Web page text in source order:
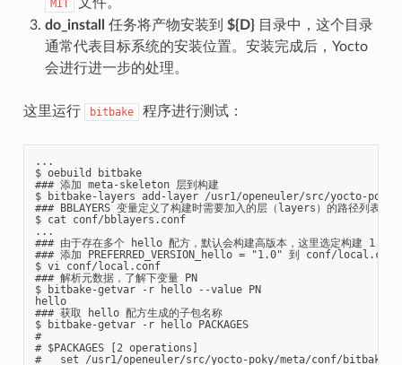
MIT
do_install
任务将产物安装到 ${D}目录中，这个目录
通常代表目标系统的安装位置。安装完成后，Yocto
会进行进一步的处理。
这里运行 bitbake 程序进行测试：
...
$ oebuild bitbake
### 添加 meta-skeleton 层到构建
$ bitbake-layers add-layer /usr1/openeuler/src/yocto-poky/
### BBLAYERS 变量定义了构建时需要加入的层（layers）的路径列表
$ cat conf/bblayers.conf
...
### 由于存在多个 hello 配方，默认会构建高版本，这里选定构建 1.0
### 添加 PREFERRED_VERSION_hello = "1.0" 到 conf/local.conf
$ vi conf/local.conf
### 解析元数据，了解下变量 PN
$ bitbake-getvar -r hello --value PN
hello
### 获取 hello 配方生成的子包名称
$ bitbake-getvar -r hello PACKAGES
#
# $PACKAGES [2 operations]
#   set /usr1/openeuler/src/yocto-poky/meta/conf/